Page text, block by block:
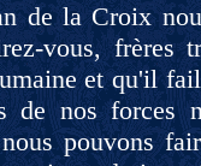
de la Croix
vous, frères
et qu'il
de nos forces
pouvons